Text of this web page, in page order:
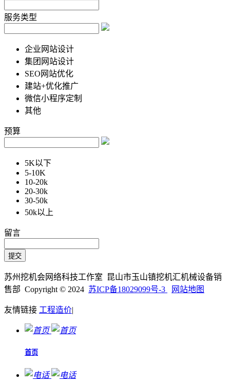
服务类型
企业网站设计
集团网站设计
SEO网站优化
建站+优化推广
微信小程序定制
其他
预算
5K以下
5-10K
10-20k
20-30k
30-50k
50k以上
留言
苏州挖机会网络科技工作室 昆山市玉山镇挖机汇机械设备销
售部 Copyright © 2024 苏ICP备18029099号-3 网站地图
友情链接 工程造价|
首页